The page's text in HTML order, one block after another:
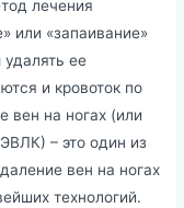
лечения
или «запаивание»
ее
и кровоток по
вен на ногах (или
– это один из
вен на ногах
технологий.